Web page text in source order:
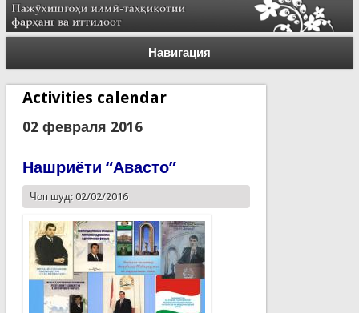
Навигация
Activities calendar
02 февраля 2016
Нашриёти “Авасто”
Чоп шуд: 02/02/2016